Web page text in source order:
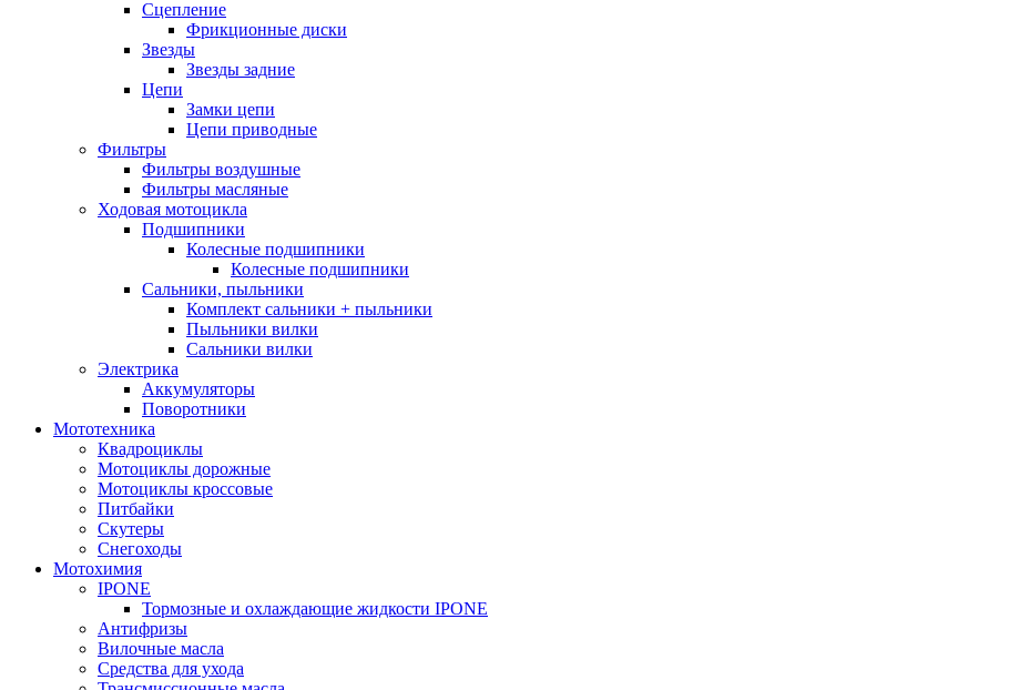
Cцепление
Фрикционные диски
Звезды
Звезды задние
Цепи
Замки цепи
Цепи приводные
Фильтры
Фильтры воздушные
Фильтры масляные
Ходовая мотоцикла
Подшипники
Колесные подшипники
Колесные подшипники
Сальники, пыльники
Комплект сальники + пыльники
Пыльники вилки
Сальники вилки
Электрика
Аккумуляторы
Поворотники
Мототехника
Квадроциклы
Мотоциклы дорожные
Мотоциклы кроссовые
Питбайки
Скутеры
Снегоходы
Мотохимия
IPONE
Тормозные и охлаждающие жидкости IPONE
Антифризы
Вилочные масла
Средства для ухода